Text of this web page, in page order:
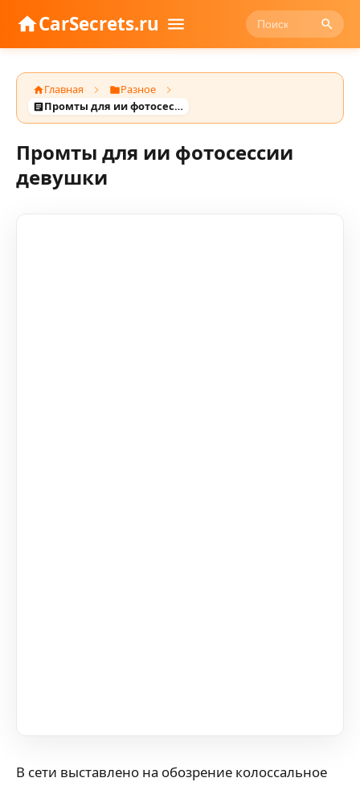
CarSecrets.ru
Главная
Разное
Промты для ии фотосессии девушки
Промты для ии фотосессии
девушки
В сети выставлено на обозрение колоссальное